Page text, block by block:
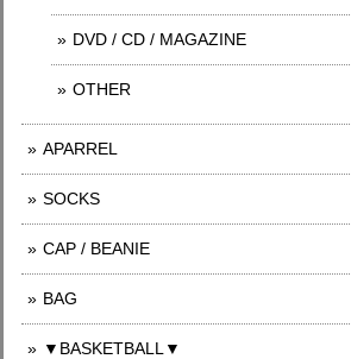
DVD / CD / MAGAZINE
OTHER
APARREL
SOCKS
CAP / BEANIE
BAG
▼BASKETBALL▼